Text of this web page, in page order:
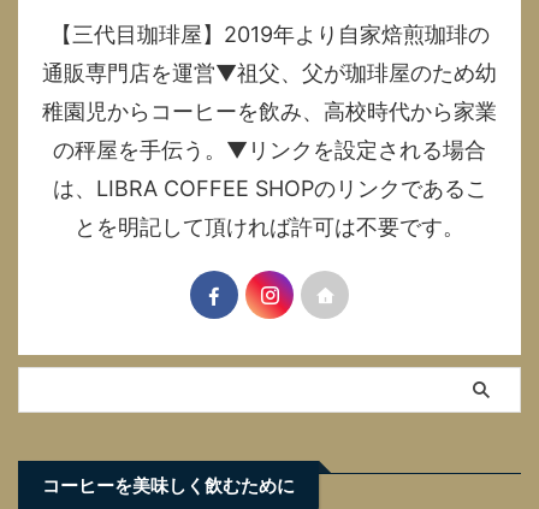
【三代目珈琲屋】2019年より自家焙煎珈琲の
通販専門店を運営▼祖父、父が珈琲屋のため幼
稚園児からコーヒーを飲み、高校時代から家業
の秤屋を手伝う。▼リンクを設定される場合
は、LIBRA COFFEE SHOPのリンクであるこ
とを明記して頂ければ許可は不要です。
コーヒーを美味しく飲むために